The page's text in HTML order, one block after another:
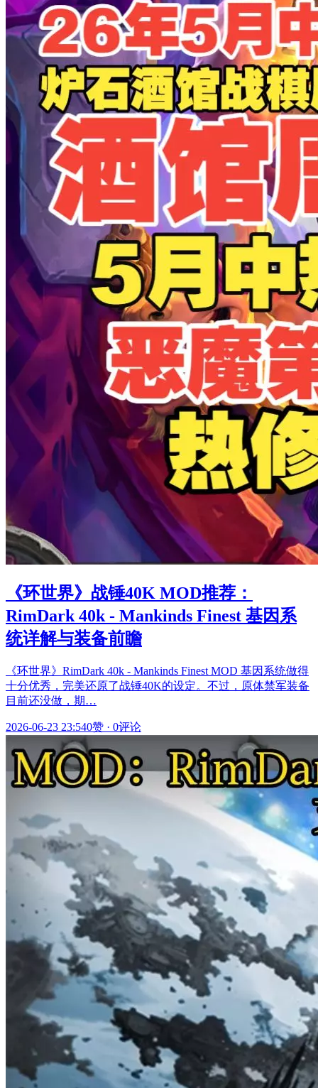
《环世界》战锤40K MOD推荐：
RimDark 40k - Mankinds Finest 基因系
统详解与装备前瞻
《环世界》RimDark 40k - Mankinds Finest MOD 基因系统做得
十分优秀，完美还原了战锤40K的设定。不过，原体禁军装备
目前还没做，期…
2026-06-23 23:540赞 · 0评论